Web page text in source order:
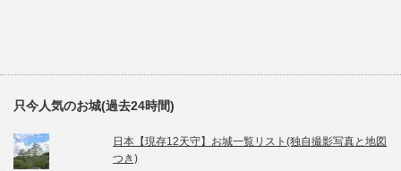
只今人気のお城(過去24時間)
日本【現存12天守】お城一覧リスト(独自撮影写真と地図
つき)